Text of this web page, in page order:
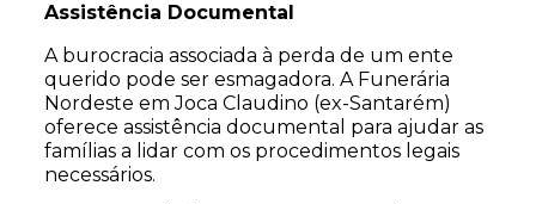
Assistência Documental
A burocracia associada à perda de um ente
querido pode ser esmagadora. A Funerária
Nordeste em Joca Claudino (ex-Santarém)
oferece assistência documental para ajudar as
famílias a lidar com os procedimentos legais
necessários.